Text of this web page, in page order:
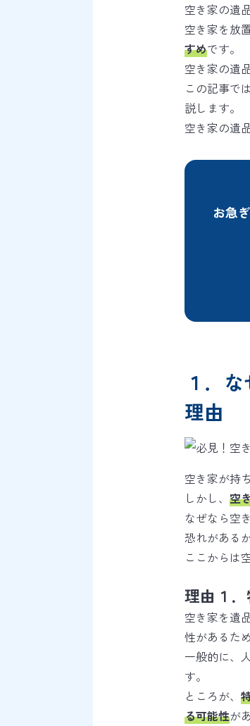
空き家の遺
空き家を放
すめです。
空き家の遺
この記事で
説します。
空き家の遺
お急
１．
理由
空き家が持
しかし、 空
なぜなら空
恐れがある
ここからは
理由１
空き家を遺
性があるた
一般的に、
す。
ところが、
る可能性が